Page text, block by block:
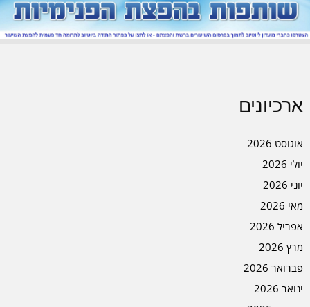
ארכיונים
אוגוסט 2026
יולי 2026
יוני 2026
מאי 2026
אפריל 2026
מרץ 2026
פברואר 2026
ינואר 2026